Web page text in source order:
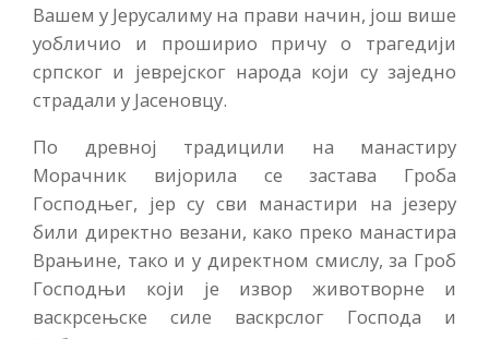
Вашем у Јерусалиму на прави начин, још више
уобличио и проширио причу о трагедији
српског и јеврејског народа који су заједно
страдали у Јасеновцу.
По древној традицили на манастиру
Морачник вијорила се застава Гроба
Господњег, јер су сви манастири на језеру
били директно везани, како преко манастира
Врањине, тако и у директном смислу, за Гроб
Господњи који је извор животворне и
васкрсењске силе васкрслог Господа и